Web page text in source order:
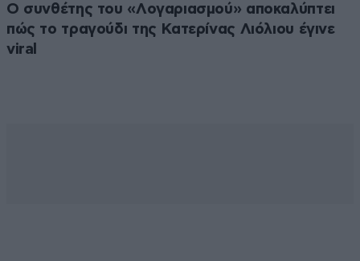
Ο συνθέτης του «Λογαριασμού» αποκαλύπτει
πώς το τραγούδι της Κατερίνας Λιόλιου έγινε
viral